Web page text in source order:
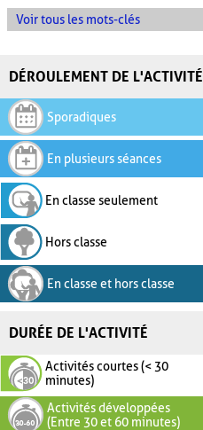
Voir tous les mots-clés
DÉROULEMENT DE L'ACTIVITÉ
Sporadiques
En plusieurs séances
En classe seulement
Hors classe
En classe et hors classe
DURÉE DE L'ACTIVITÉ
Activités courtes (< 30
minutes)
Activités développées
(Entre 30 et 60 minutes)